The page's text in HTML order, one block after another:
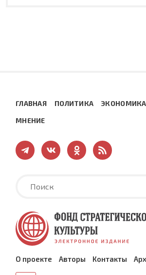
ГЛАВНАЯ ПОЛИТИКА ЭКОНОМИКА
МНЕНИЕ
О проекте Авторы Контакты